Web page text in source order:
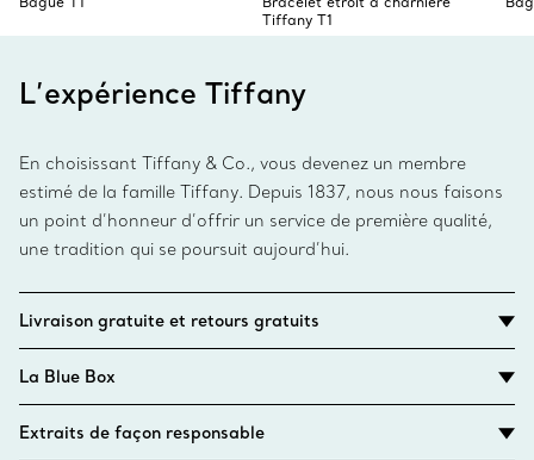
Tiffany T1
L’expérience Tiffany
En choisissant Tiffany & Co., vous devenez un membre
estimé de la famille Tiffany. Depuis 1837, nous nous faisons
un point d’honneur d’offrir un service de première qualité,
une tradition qui se poursuit aujourd’hui.
Livraison gratuite et retours gratuits
La Blue Box
Extraits de façon responsable